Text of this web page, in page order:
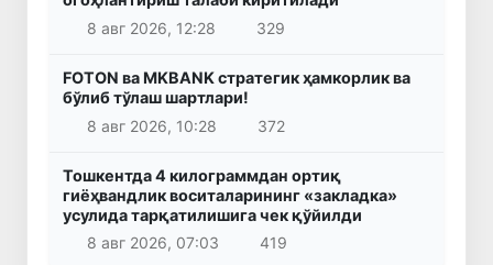
8 авг 2026, 12:28
329
FOTON ва MKBANK стратегик ҳамкорлик ва
бўлиб тўлаш шартлари!
8 авг 2026, 10:28
372
Тошкентда 4 килограммдан ортиқ
гиёҳвандлик воситаларининг «закладка»
усулида тарқатилишига чек қўйилди
8 авг 2026, 07:03
419